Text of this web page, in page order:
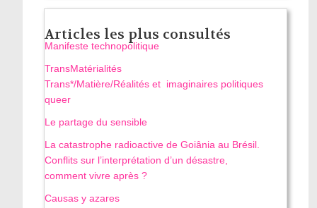
Articles les plus consultés
Manifeste technopolitique
TransMatérialités
Trans*/Matière/Réalités et imaginaires politiques
queer
Le partage du sensible
La catastrophe radioactive de Goiânia au Brésil.
Conflits sur l’interprétation d’un désastre,
comment vivre après ?
Causas y azares